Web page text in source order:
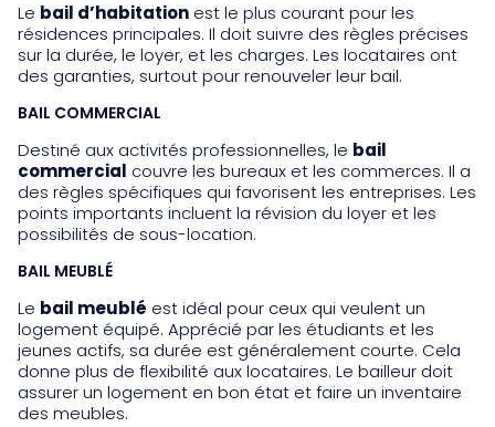
Le bail d’habitation est le plus courant pour les
résidences principales. Il doit suivre des règles précises
sur la durée, le loyer, et les charges. Les locataires ont
des garanties, surtout pour renouveler leur bail.
BAIL COMMERCIAL
Destiné aux activités professionnelles, le bail
commercial couvre les bureaux et les commerces. Il a
des règles spécifiques qui favorisent les entreprises. Les
points importants incluent la révision du loyer et les
possibilités de sous-location.
BAIL MEUBLÉ
Le bail meublé est idéal pour ceux qui veulent un
logement équipé. Apprécié par les étudiants et les
jeunes actifs, sa durée est généralement courte. Cela
donne plus de flexibilité aux locataires. Le bailleur doit
assurer un logement en bon état et faire un inventaire
des meubles.